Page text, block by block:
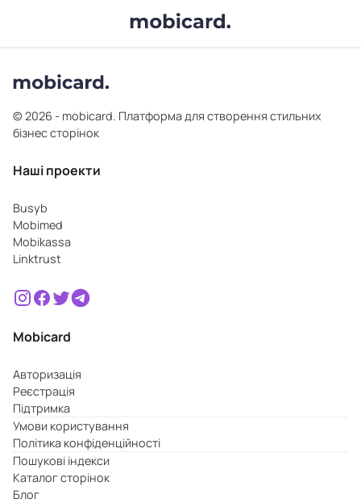
© 2026 - mobicard. Платформа для створення стильних
бізнес сторінок
Наші проекти
Busyb
Mobimed
Mobikassa
Linktrust
Mobicard
Авторизація
Реєстрація
Підтримка
Умови користування
Політика конфіденційності
Пошукові індекси
Каталог сторінок
Блог